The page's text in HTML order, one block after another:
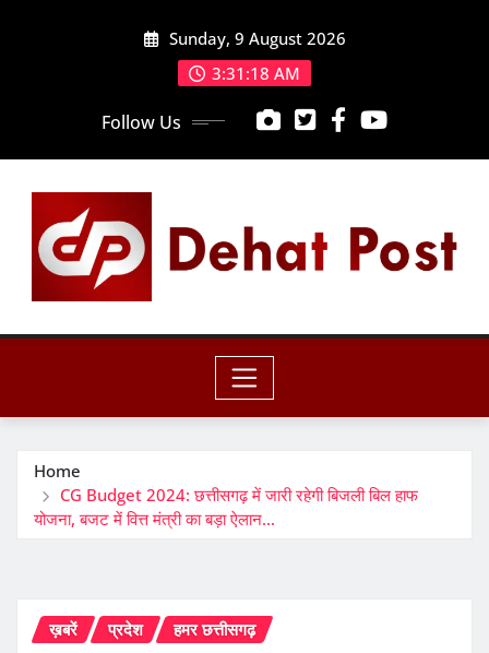
Sunday, 9 August 2026
3:31:19 AM
Follow Us
Home
CG Budget 2024: छत्तीसगढ़ में जारी रहेगी बिजली बिल हाफ
योजना, बजट में वित्त मंत्री का बड़ा ऐलान…
ख़बरें प्रदेश हमर छत्तीसगढ़